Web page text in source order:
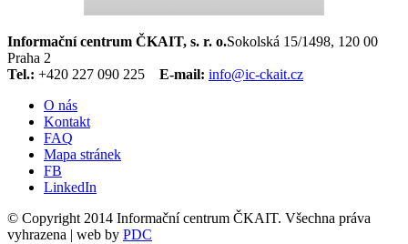
Informační centrum ČKAIT, s. r. o.Sokolská 15/1498, 120 00
Praha 2
Tel.: +420 227 090 225 E-mail: info@ic-ckait.cz
O nás
Kontakt
FAQ
Mapa stránek
FB
LinkedIn
© Copyright 2014 Informační centrum ČKAIT. Všechna práva
vyhrazena | web by PDC